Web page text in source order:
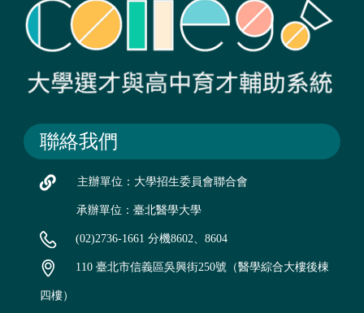
聯絡我們
主辦單位：大學招生委員會聯合會
承辦單位：臺北醫學大學
(02)2736-1661 分機8602、8604
110 臺北市信義區吳興街250號（醫學綜合大樓後棟
四樓）